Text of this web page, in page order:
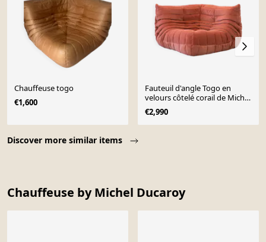
Discover more similar items
Chauffeuse togo
€1,600
Fauteuil d'angle Togo en
velours côtelé corail de Michel
Ducaroy pour Ligne Roset
€2,990
Chauffeuse by Michel Ducaroy